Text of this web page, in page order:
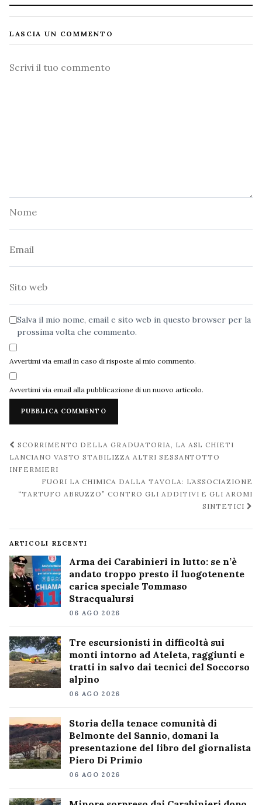
LASCIA UN COMMENTO
Commento
Salva il mio nome, email e sito web in questo browser per la
prossima volta che commento.
Avvertimi via email in caso di risposte al mio commento.
Avvertimi via email alla pubblicazione di un nuovo articolo.
Navigazione
post
SCORRIMENTO DELLA GRADUATORIA, LA ASL CHIETI
LANCIANO VASTO STABILIZZA ALTRI SESSANTOTTO
INFERMIERI
FUORI LA CHIMICA DALLA TAVOLA: L’ASSOCIAZIONE
“TARTUFO ABRUZZO” CONTRO GLI ADDITIVI E GLI AROMI
SINTETICI
ARTICOLI RECENTI
Arma dei Carabinieri in lutto: se n’è
andato troppo presto il luogotenente
carica speciale Tommaso
Stracqualursi
06 AGO 2026
Tre escursionisti in difficoltà sui
monti intorno ad Ateleta, raggiunti e
tratti in salvo dai tecnici del Soccorso
alpino
06 AGO 2026
Storia della tenace comunità di
Belmonte del Sannio, domani la
presentazione del libro del giornalista
Piero Di Primio
06 AGO 2026